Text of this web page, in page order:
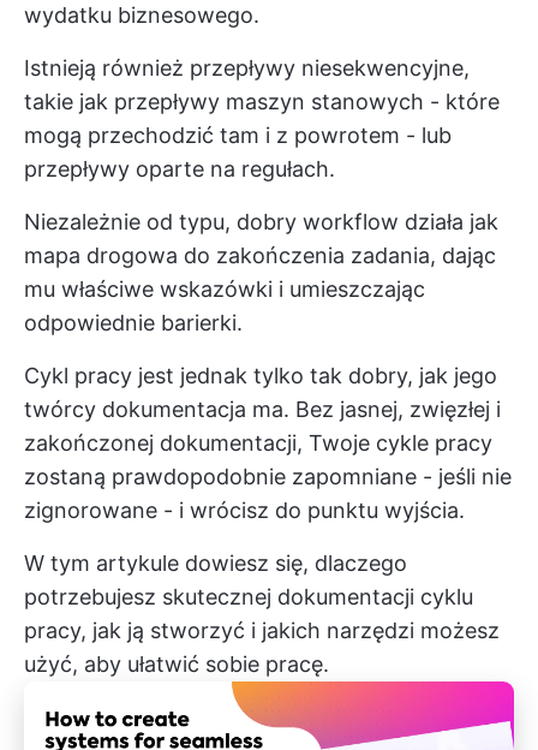
wydatku biznesowego.
Istnieją również przepływy niesekwencyjne,
takie jak przepływy maszyn stanowych - które
mogą przechodzić tam i z powrotem - lub
przepływy oparte na regułach.
Niezależnie od typu, dobry workflow działa jak
mapa drogowa do zakończenia zadania, dając
mu właściwe wskazówki i umieszczając
odpowiednie barierki.
Cykl pracy jest jednak tylko tak dobry, jak jego
twórcy dokumentacja ma. Bez jasnej, zwięzłej i
zakończonej dokumentacji, Twoje cykle pracy
zostaną prawdopodobnie zapomniane - jeśli nie
zignorowane - i wrócisz do punktu wyjścia.
W tym artykule dowiesz się, dlaczego
potrzebujesz skutecznej dokumentacji cyklu
pracy, jak ją stworzyć i jakich narzędzi możesz
użyć, aby ułatwić sobie pracę.